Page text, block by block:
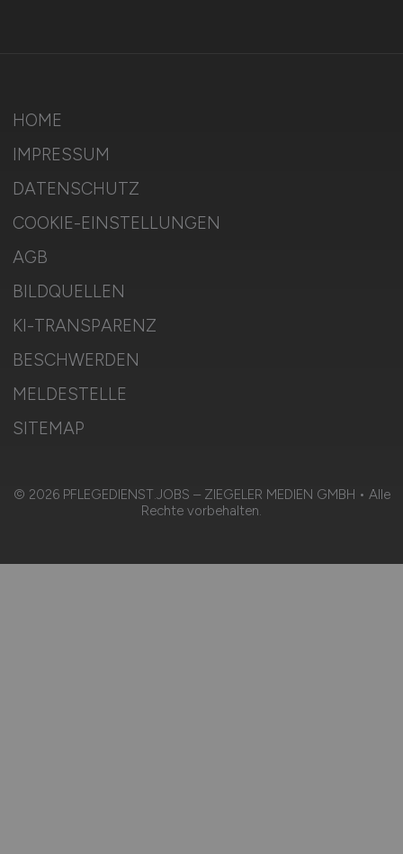
HOME
IMPRESSUM
DATENSCHUTZ
COOKIE-EINSTELLUNGEN
AGB
BILDQUELLEN
KI-TRANSPARENZ
BESCHWERDEN
MELDESTELLE
SITEMAP
© 2026 PFLEGEDIENST.JOBS – ZIEGELER MEDIEN GMBH • Alle
Rechte vorbehalten.